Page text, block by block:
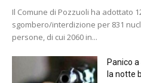
Il Comune di Pozzuoli ha adottato
sgombero/interdizione per 831
persone, di cui 2060 in...
Panico
la notte